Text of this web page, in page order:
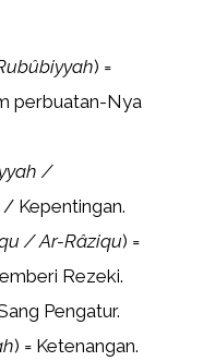
) =
perbuatan-Nya
/
/ Kepentingan.
/ Ar-Râziqu) =
Rezeki.
Pengatur.
) = Ketenangan.